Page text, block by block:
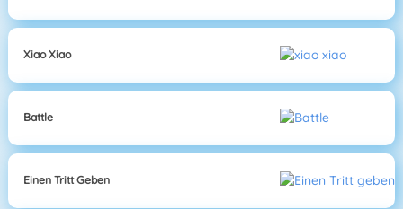
Xiao Xiao
Battle
Einen Tritt Geben